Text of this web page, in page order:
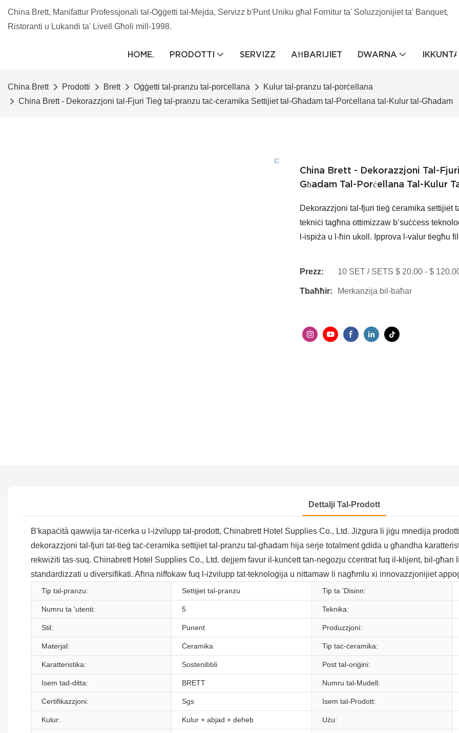
China Brett, Manifattur Professjonali tal-Oġġetti tal-Mejda, Servizz b'Punt Uniku għal Fornitur ta' Soluzzjonijiet ta' Banquet,
Ristoranti u Lukandi ta' Livell Għoli mill-1998.
HOME. PRODOTTI SERVIZZ AĦBARIJIET DWARNA
China Brett Prodotti Brett Oġġetti tal-pranzu tal-porċellana
Kulur tal-pranzu tal-porċellana
China Brett - Dekorazzjoni tal-Fjuri Tieġ tal-pranzu taċ-ċeramika Settijiet tal-Għadam tal-Porċellana tal-Kulur tal-Għadam
China Brett - Dekorazzjoni Tal-
Għadam Tal-Porċellana Tal-Kulur
Dekorazzjoni tal-fjuri tieġ ċeramika settijiet
tekniċi tagħna ottimizzaw b’suċċess
l-ispiża u l-ħin ukoll. Ipprova l-valur tiegħu
Prezz: 10 SET / SETS $ 20.00 - $
Tbaħħir: Merkanzija bil-baħar
Dettalji Tal-Prodott
B'kapaċità qawwija tar-riċerka u l-iżvilupp tal-prodott, Chinabrett Hotel Supplies Co., Ltd. Jiżgura li jiġu mnedija
dekorazzjoni tal-fjuri tat-tieġ taċ-ċeramika settijiet tal-pranzu tal-għadam hija serje totalment ġdida u għandha
rekwiżiti tas-suq. Chinabrett Hotel Supplies Co., Ltd. dejjem favur il-kunċett tan-negozju ċċentrat fuq il-klijent, bil-
standardizzati u diversifikati. Aħna niffokaw fuq l-iżvilupp tat-teknoloġija u nittamaw li nagħmlu xi innovazzjonijiet
Tip tal-pranzu: Settijiet tal-pranzu Tip ta 'Disinn:
Numru ta 'utenti: 5 Teknika:
Stil: Punent Produzzjoni:
Materjal: Ċeramika Tip taċ-ċeramika:
Karatteristika: Sostenibbli Post tal-oriġini:
Isem tad-ditta: BRETT Numru tal-Mudell:
Ċertifikazzjoni: Sgs Isem tal-Prodott:
Kulur: Kulur + abjad + deheb Użu: